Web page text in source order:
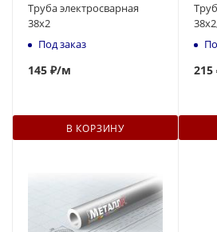
Труба электросварная
38x2
Под заказ
145 ₽/м
В КОРЗИНУ
215